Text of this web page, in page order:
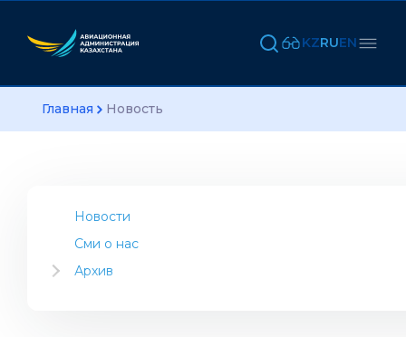
KZRUEN
Главная Новость
Новости
Сми о нас
Архив